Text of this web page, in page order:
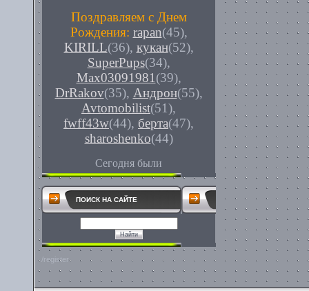
Поздравляем с Днем
Рождения: rapan(45),
KIRILL(36), кукан(52),
SuperPups(34),
Max03091981 (39),
DrRakov(35), Андрон(55),
Avtomobilist(51),
fwff43w(44), берта(47),
sharoshenko(44)
Сегодня были
ПОИСК НА САЙТЕ
/register